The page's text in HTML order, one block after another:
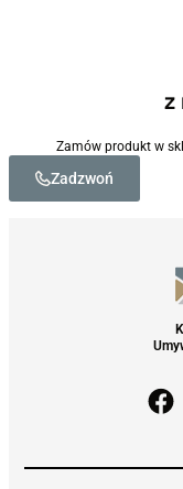
z
Zamów produkt w
Zadzwoń